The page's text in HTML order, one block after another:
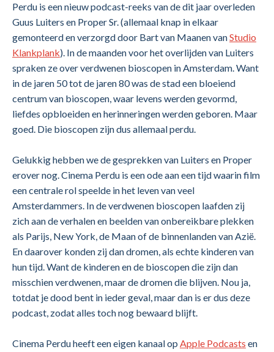
Perdu is een nieuw podcast-reeks van de dit jaar overleden
Guus Luiters en Proper Sr. (allemaal knap in elkaar
gemonteerd en verzorgd door Bart van Maanen vanStudio
Klankplank). In de maanden voor het overlijden van Luiters
spraken ze over verdwenen bioscopen in Amsterdam.Want
in de jaren 50 tot de jaren 80 was de stad een bloeiend
centrum van bioscopen, waar levens werden gevormd,
liefdes opbloeiden en herinneringen werden geboren. Maar
goed. Die bioscopen zijn dus allemaal perdu.
Gelukkig hebben we de gesprekken van Luiters en Proper
erover nog. Cinema Perdu is een ode aan een tijd waarin film
een centrale rol speelde in het leven van veel
Amsterdammers. In de verdwenen bioscopen laafden zij
zich aan de verhalen en beelden van onbereikbare plekken
als Parijs, New York, de Maan of de binnenlanden van Azië.
En daarover konden zij dan dromen, als echte kinderen van
hun tijd. Want de kinderen en de bioscopen die zijn dan
misschien verdwenen, maar de dromen die blijven. Nou ja,
totdat je dood bent in ieder geval, maar dan is er dus deze
podcast, zodat alles toch nog bewaard blijft.
Cinema Perdu heeft een eigen kanaal op Apple Podcasts en